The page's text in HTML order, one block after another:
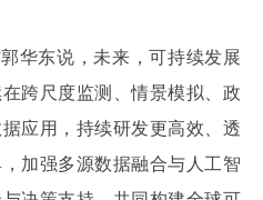
华东说，未来，可持续发展
跨尺度监测、情景模拟、政
应用，持续研发更高效、透
加强多源数据融合与人工智